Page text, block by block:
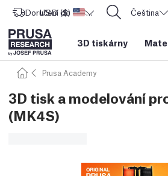
Doručení do Spojené státy americké
USD ($) CORE One L: Nyní skladem! Čeština
3D tiskárny
Prusa Academy
3D tisk a modelování
(MK4S)